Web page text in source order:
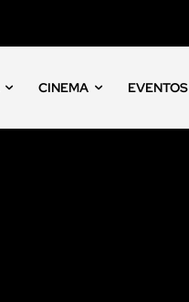
CINEMA EVENTOS